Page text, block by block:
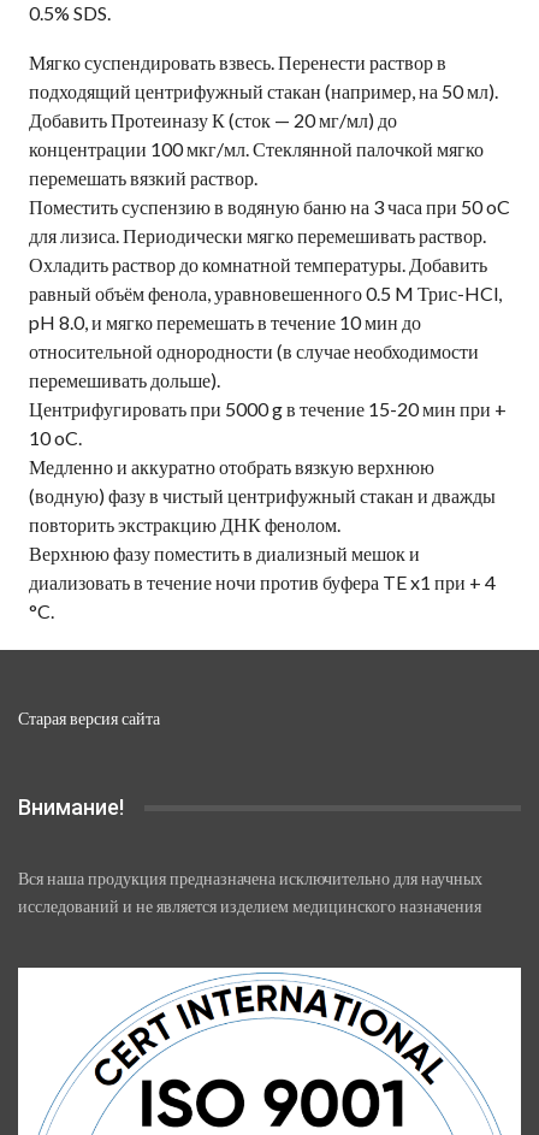
0.5% SDS.
Мягко суспендировать взвесь. Перенести раствор в
подходящий центрифужный стакан (например, на 50 мл).
Добавить Протеиназу К (сток — 20 мг/мл) до
концентрации 100 мкг/мл. Стеклянной палочкой мягко
перемешать вязкий раствор.
Поместить суспензию в водяную баню на 3 часа при 50 oC
для лизиса. Периодически мягко перемешивать раствор.
Охладить раствор до комнатной температуры. Добавить
равный объём фенола, уравновешенного 0.5 M Трис-HCl,
pH 8.0, и мягко перемешать в течение 10 мин до
относительной однородности (в случае необходимости
перемешивать дольше).
Центрифугировать при 5000 g в течение 15-20 мин при +
10 oC.
Медленно и аккуратно отобрать вязкую верхнюю
(водную) фазу в чистый центрифужный стакан и дважды
повторить экстракцию ДНК фенолом.
Верхнюю фазу поместить в диализный мешок и
диализовать в течение ночи против буфера TE x1 при + 4
°C.
Старая версия сайта
Внимание!
Вся наша продукция предназначена исключительно для научных
исследований и не является изделием медицинского назначения